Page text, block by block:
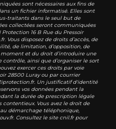
sont nécessaires aux fins de
un fichier informatisé. Elles sont
traitants dans le seul but de
collectées seront communiquées
16 B Rue du Pressoir
Vous disposez de droits d’accès, de
de limitation, d’opposition, de
et du droit d’introduire une
ainsi que d’organiser le sort
exercer ces droits par voie
28500 Luray ou par courrier
Un justificatif d'identité
vos données pendant la
la durée de prescription légale
Vous avez le droit de
démarchage téléphonique,
. Consultez le site cnil.fr pour